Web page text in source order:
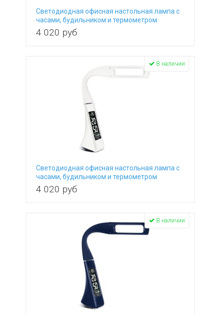
Светодиодная офисная настольная лампа с
часами, будильником и термометром
TL90220 Elara бежевый, сенсорный
выключатель
4 020 руб
Светодиодная офисная настольная лампа с
часами, будильником и термометром
TL90220 Elara белый, сенсорный
выключатель
4 020 руб
В наличии
В наличии